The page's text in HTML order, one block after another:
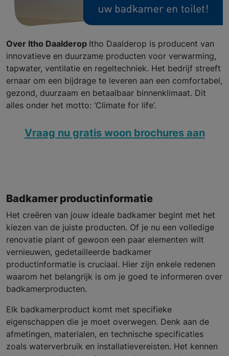
Over Itho Daalderop Itho Daalderop is producent van
innovatieve en duurzame producten voor verwarming,
tapwater, ventilatie en regeltechniek. Het bedrijf streeft
ernaar om een bijdrage te leveren aan een comfortabel,
gezond, duurzaam en betaalbaar binnenklimaat. Dit
alles onder het motto: ‘Climate for life’.
Vraag nu gratis woon brochures aan
Badkamer productinformatie
Het creëren van jouw ideale badkamer begint met het
kiezen van de juiste producten. Of je nu een volledige
renovatie plant of gewoon een paar elementen wilt
vernieuwen, gedetailleerde badkamer
productinformatie is cruciaal. Hier zijn enkele redenen
waarom het belangrijk is om je goed te informeren over
badkamerproducten.
Elk badkamerproduct komt met specifieke
eigenschappen die je moet overwegen. Denk aan de
afmetingen, materialen, en technische specificaties
zoals waterverbruik en installatievereisten. Het kennen